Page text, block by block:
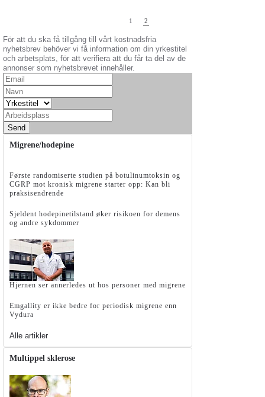
1 2
För att du ska få tillgång till vårt kostnadsfria
nyhetsbrev behöver vi få information om din yrkestitel
och arbetsplats, för att verifiera att du får ta del av de
annonser som nyhetsbrevet innehåller.
Send
Migrene/hodepine
Første randomiserte studien på botulinumtoksin og
CGRP mot kronisk migrene starter opp: Kan bli
praksisendrende
Sjeldent hodepinetilstand øker risikoen for demens
og andre sykdommer
Hjernen ser annerledes ut hos personer med migrene
Emgallity er ikke bedre for periodisk migrene enn
Vydura
Alle artikler
Multippel sklerose